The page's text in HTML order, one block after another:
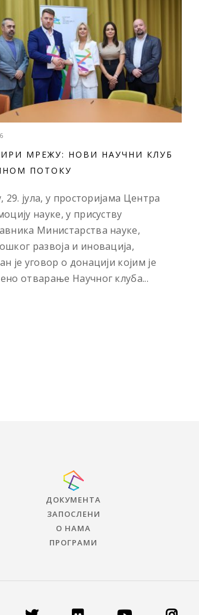
МРЕЖУ: НОВИ НАУЧНИ КЛУБ
ПОТОКУ
29. јула, у просторијама Центра
науке, у присуству
Министарства науке,
развоја и иновација,
је уговор о донацији којим је
отварање Научног клуба...
ДОКУМЕНТА
ЗАПОСЛЕНИ
О НАМА
ПРОГРАМИ